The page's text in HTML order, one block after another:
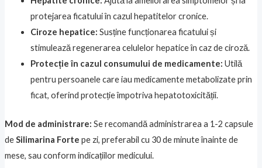
protejarea ficatului în cazul hepatitelor cronice.
Ciroze hepatice: Susține funcționarea ficatului și
stimulează regenerarea celulelor hepatice în caz de ciroză.
Protecție în cazul consumului de medicamente: Utilă
pentru persoanele care iau medicamente metabolizate prin
ficat, oferind protecție împotriva hepatotoxicității.
Mod de administrare: Se recomandă administrarea a 1-2 capsule
deSilimarina Forte pe zi, preferabil cu 30 de minute înainte de
mese, sau conform indicațiilor medicului.